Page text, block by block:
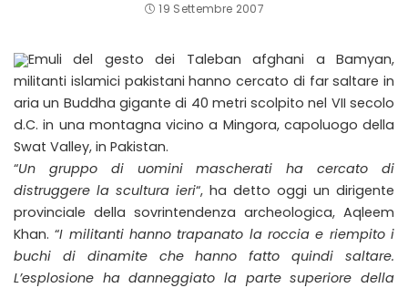
19 Settembre 2007
Emuli del gesto dei Taleban afghani a Bamyan,
militanti islamici pakistani hanno cercato di far saltare in
aria un Buddha gigante di 40 metri scolpito nel VII secolo
d.C. in una montagna vicino a Mingora, capoluogo della
Swat Valley, in Pakistan.
“Un gruppo di uomini mascherati ha cercato di
distruggere la scultura ieri“, ha detto oggi un dirigente
provinciale della sovrintendenza archeologica, Aqleem
Khan. “I militanti hanno trapanato la roccia e riempito i
buchi di dinamite che hanno fatto quindi saltare.
L’esplosione ha danneggiato la parte superiore della